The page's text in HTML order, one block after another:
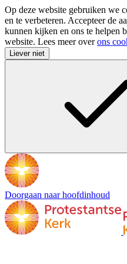
Op deze website gebruiken we
en te verbeteren. Accepteer de
kunnen kijken en ons te helpen
website. Lees meer overons
Liever niet
Doorgaan naar hoofdinhoud